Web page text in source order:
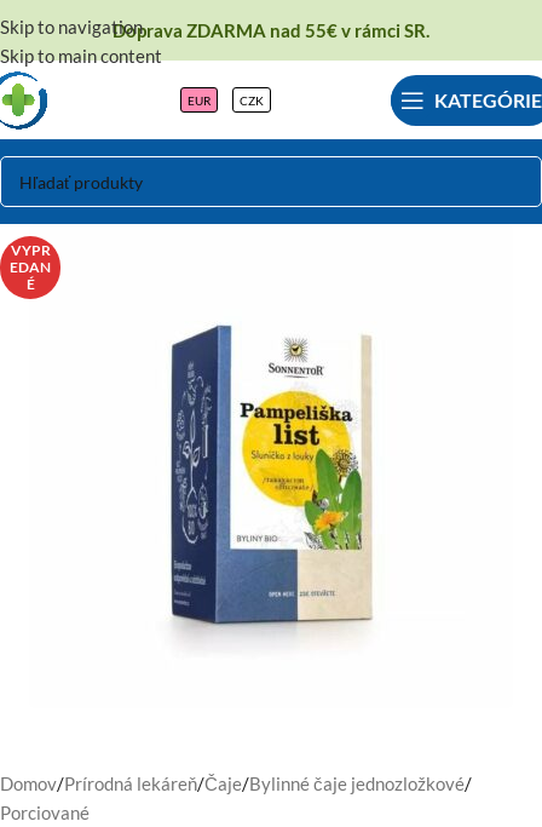
Skip to navigation
Skip to main content
Doprava ZDARMA nad 55€ v rámci SR.
EUR CZK KATEGÓRIE
VYPR
EDAN
É
Domov/Prírodná lekáreň/Čaje/Bylinné čaje jednozložkové/
Porciované